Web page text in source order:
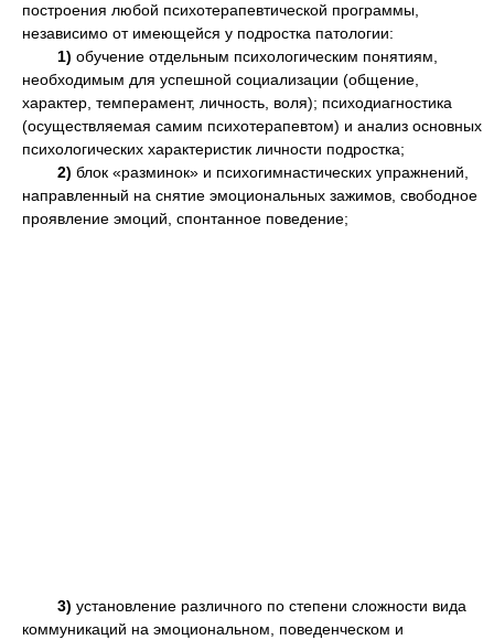
построения любой психотерапевтической программы,
независимо от имеющейся у подростка патологии:
1) обучение отдельным психологическим понятиям,
необходимым для успешной социализации (общение,
характер, темперамент, личность, воля); психодиагностика
(осуществляемая самим психотерапевтом) и анализ основных
психологических характеристик личности подростка;
2) блок «разминок» и психогимнастических упражнений,
направленный на снятие эмоциональных зажимов, свободное
проявление эмоций, спонтанное поведение;
3) установление различного по степени сложности вида
коммуникаций на эмоциональном, поведенческом и